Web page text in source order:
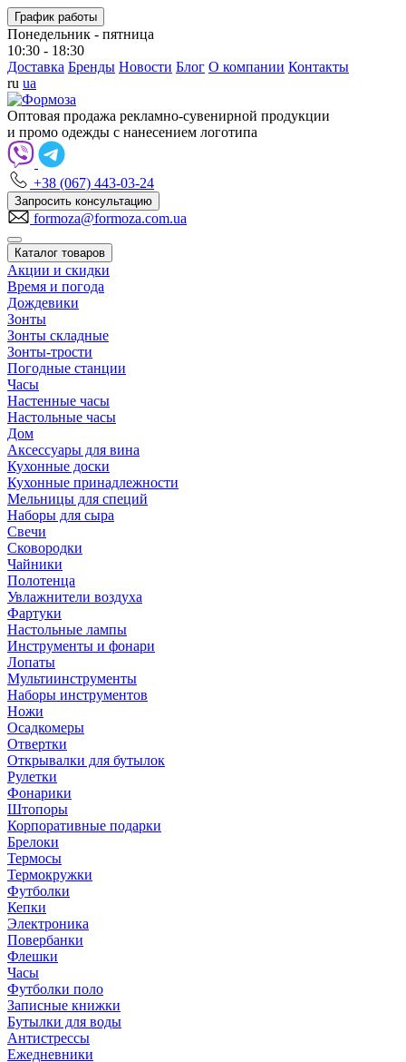
График работы
Понедельник - пятница
10:30 - 18:30
Доставка Бренды Новости Блог О компании Контакты
ru ua
Оптовая продажа рекламно-сувенирной продукции
и промо одежды с нанесением логотипа
+38 (067) 443-03-24
Запросить консультацию
formoza@formoza.com.ua
Каталог товаров
Акции и скидки
Время и погода
Дождевики
Зонты
Зонты складные
Зонты-трости
Погодные станции
Часы
Настенные часы
Настольные часы
Дом
Аксессуары для вина
Кухонные доски
Кухонные принадлежности
Мельницы для специй
Наборы для сыра
Свечи
Сковородки
Чайники
Полотенца
Увлажнители воздуха
Фартуки
Настольные лампы
Инструменты и фонари
Лопаты
Мультиинструменты
Наборы инструментов
Ножи
Осадкомеры
Отвертки
Открывалки для бутылок
Рулетки
Фонарики
Штопоры
Корпоративные подарки
Брелоки
Термосы
Термокружки
Футболки
Кепки
Электроника
Повербанки
Флешки
Часы
Футболки поло
Записные книжки
Бутылки для воды
Антистрессы
Ежедневники